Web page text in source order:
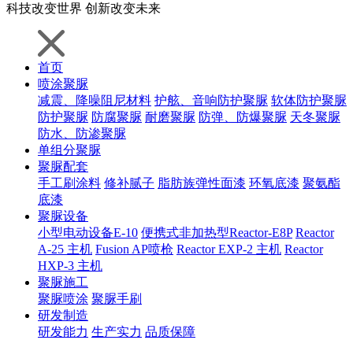
科技改变世界 创新改变未来
首页
喷涂聚脲
减震、降噪阻尼材料 护舷、音响防护聚脲 软体防护聚脲
防护聚脲 防腐聚脲 耐磨聚脲 防弹、防爆聚脲 天冬聚脲
防水、防渗聚脲
单组分聚脲
聚脲配套
手工刷涂料 修补腻子 脂肪族弹性面漆 环氧底漆 聚氨酯
底漆
聚脲设备
小型电动设备E-10 便携式非加热型Reactor-E8P Reactor
A-25 主机 Fusion AP喷枪 Reactor EXP-2 主机 Reactor
HXP-3 主机
聚脲施工
聚脲喷涂 聚脲手刷
研发制造
研发能力 生产实力 品质保障